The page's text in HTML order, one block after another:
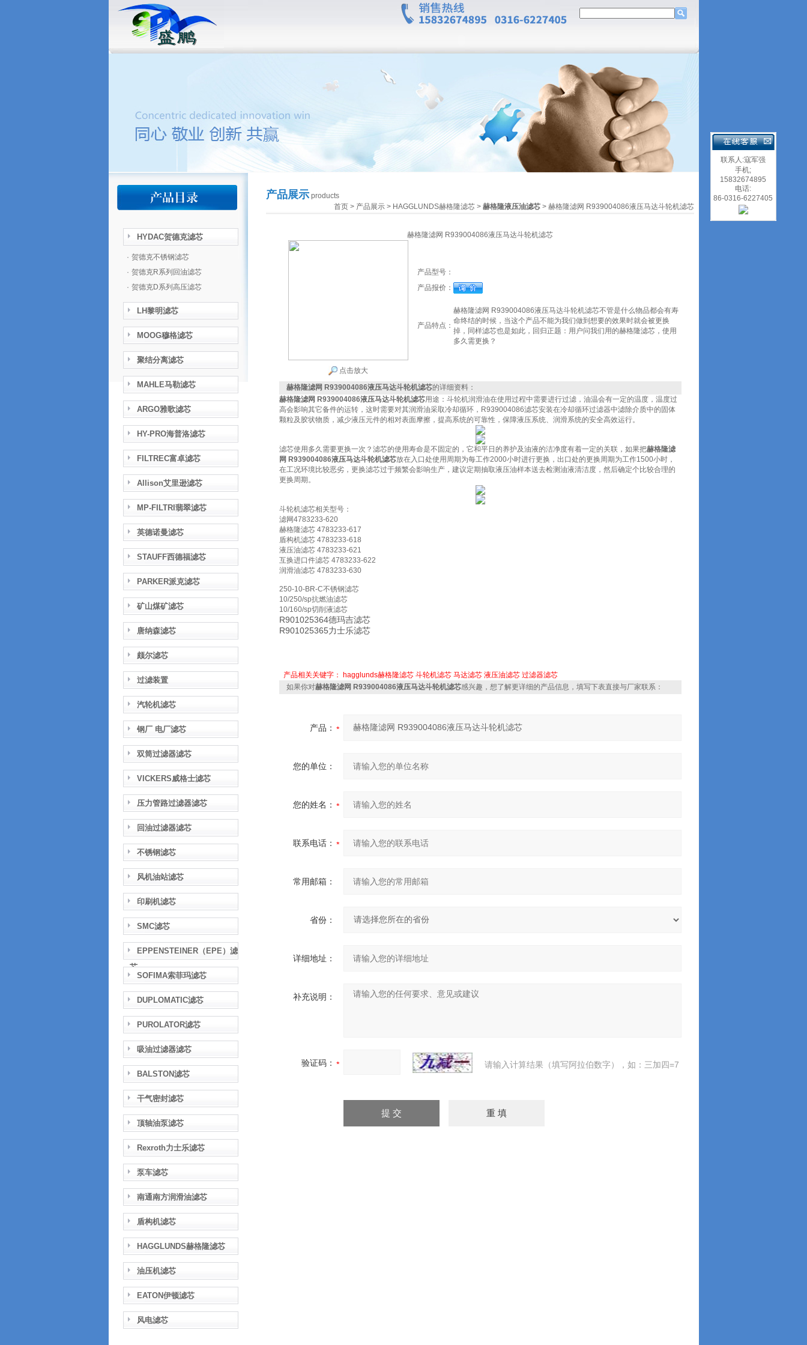
HYDAC贺德克滤芯
· 贺德克不锈钢滤芯
· 贺德克R系列回油滤芯
· 贺德克D系列高压滤芯
LH黎明滤芯
MOOG穆格滤芯
聚结分离滤芯
MAHLE马勒滤芯
ARGO雅歌滤芯
HY-PRO海普洛滤芯
FILTREC富卓滤芯
Allison艾里逊滤芯
MP-FILTRI翡翠滤芯
英德诺曼滤芯
STAUFF西德福滤芯
PARKER派克滤芯
矿山煤矿滤芯
唐纳森滤芯
颇尔滤芯
过滤装置
汽轮机滤芯
钢厂 电厂滤芯
双筒过滤器滤芯
VICKERS威格士滤芯
压力管路过滤器滤芯
回油过滤器滤芯
不锈钢滤芯
风机油站滤芯
印刷机滤芯
SMC滤芯
EPPENSTEINER（EPE）滤
芯
SOFIMA索菲玛滤芯
DUPLOMATIC滤芯
PUROLATOR滤芯
吸油过滤器滤芯
BALSTON滤芯
干气密封滤芯
顶轴油泵滤芯
Rexroth力士乐滤芯
泵车滤芯
南通南方润滑油滤芯
盾构机滤芯
HAGGLUNDS赫格隆滤芯
油压机滤芯
EATON伊顿滤芯
风电滤芯
产品展示 products
首页 > 产品展示 > HAGGLUNDS赫格隆滤芯 > 赫格隆液压油滤芯 > 赫格隆滤网 R939004086液压马达斗轮机滤芯
赫格隆滤网 R939004086液压马达斗轮机滤芯
点击放大
产品型号：
产品报价：
产品特点：
赫格隆滤网 R939004086液压马达斗轮机滤芯不管是什么物品都会有寿
命终结的时候，当这个产品不能为我们做到想要的效果时就会被更换
掉，同样滤芯也是如此，回归正题：用户问我们用的赫格隆滤芯，使用
多久需更换？
赫格隆滤网 R939004086液压马达斗轮机滤芯的详细资料：
赫格隆滤网 R939004086液压马达斗轮机滤芯用途：斗轮机润滑油在使用过程中需要进行过滤，油温会有一定的温度，温度过
高会影响其它备件的运转，这时需要对其润滑油采取冷却循环，R939004086滤芯安装在冷却循环过滤器中滤除介质中的固体
颗粒及胶状物质，减少液压元件的相对表面摩擦，提高系统的可靠性，保障液压系统、润滑系统的安全高效运行。
滤芯使用多久需要更换一次？滤芯的使用寿命是不固定的，它和平日的养护及油液的洁净度有着一定的关联，如果把赫格隆滤
网 R939004086液压马达斗轮机滤芯放在入口处使用周期为每工作2000小时进行更换，出口处的更换周期为工作1500小时，
在工况环境比较恶劣，更换滤芯过于频繁会影响生产，建议定期抽取液压油样本送去检测油液清洁度，然后确定个比较合理的
更换周期。
斗轮机滤芯相关型号：
滤网4783233-620
赫格隆滤芯 4783233-617
盾构机滤芯 4783233-618
液压油滤芯 4783233-621
互换进口件滤芯 4783233-622
润滑油滤芯 4783233-630
250-10-BR-C不锈钢滤芯
10/250/sp抗燃油滤芯
10/160/sp切削液滤芯
R901025364德玛吉滤芯
R901025365力士乐滤芯
产品相关关键字： hagglunds赫格隆滤芯 斗轮机滤芯 马达滤芯 液压油滤芯 过滤器滤芯
如果你对赫格隆滤网 R939004086液压马达斗轮机滤芯感兴趣，想了解更详细的产品信息，填写下表直接与厂家联系：
产品：
您的单位：
您的姓名：
联系电话：
常用邮箱：
省份：
详细地址：
补充说明：
验证码： 请输入计算结果（填写阿拉伯数字），如：三加四=7
联系人:寇军强
手机;
15832674895
电话:
86-0316-6227405